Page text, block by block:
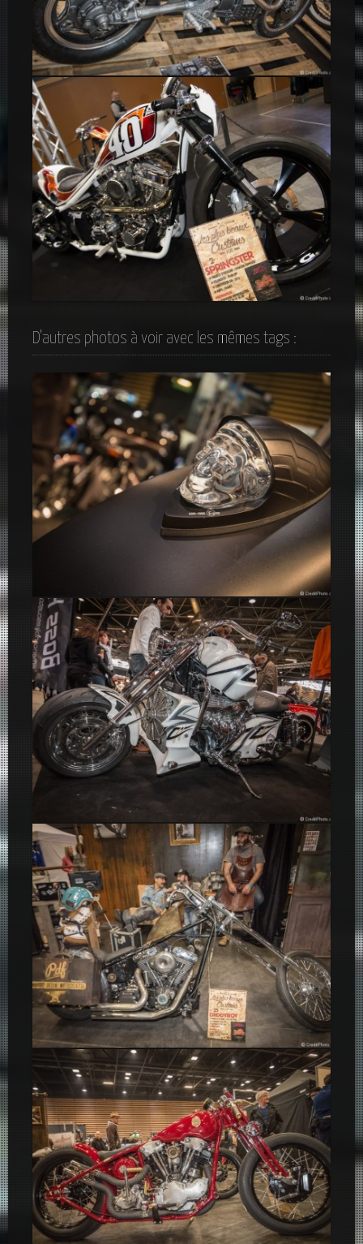
Honda Café Racer
D'autres photos à voir avec les mêmes tags :
Indian
Boss Hoss Chopper V8 – Salon 2 Roues 2015
Daddyboy Old Custom